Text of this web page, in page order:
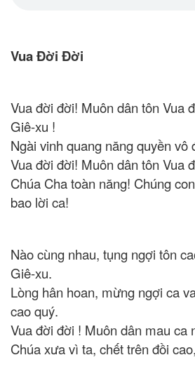
Vua Đời Đời
Vua đời đời! Muôn dân tôn Vua
Giê-xu !
Ngài vinh quang năng quyền vô
Vua đời đời! Muôn dân tôn Vua
Chúa Cha toàn năng! Chúng
bao lời ca!
Nào cùng nhau, tụng ngợi tôn
Giê-xu.
Lòng hân hoan, mừng ngợi ca
cao quý.
Vua đời đời ! Muôn dân mau ca
Chúa xưa vì ta, chết trên đồi